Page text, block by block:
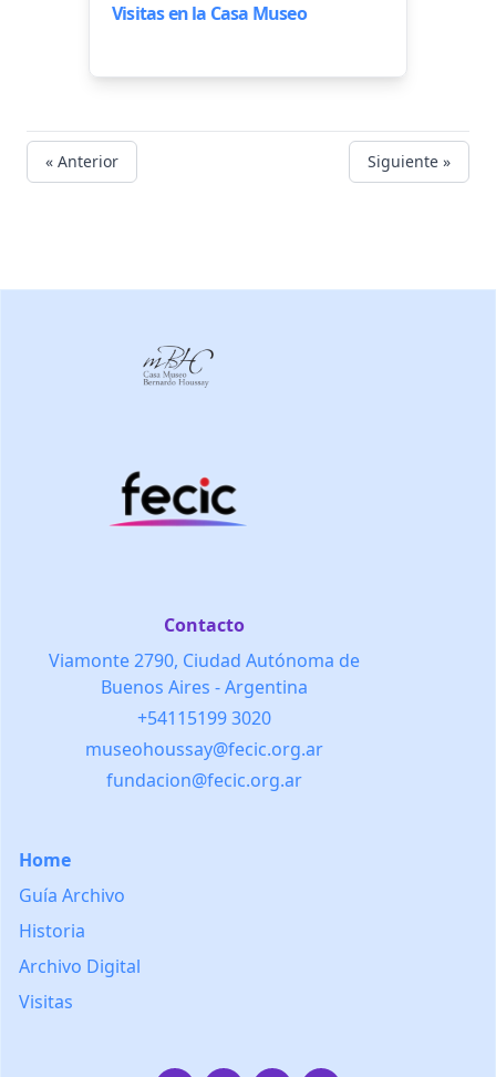
Visitas en la Casa Museo
« Anterior Siguiente »
Contacto
Viamonte 2790, Ciudad Autónoma de
Buenos Aires - Argentina
+54115199 3020
museohoussay@fecic.org.ar
fundacion@fecic.org.ar
Home
Guía Archivo
Historia
Archivo Digital
Visitas